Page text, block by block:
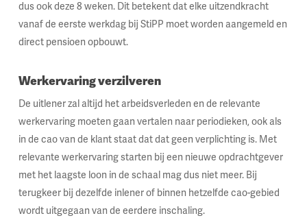
dus ook deze 8 weken. Dit betekent dat elke uitzendkracht
vanaf de eerste werkdag bij StiPP moet worden aangemeld en
direct pensioen opbouwt.
Werkervaring verzilveren
De uitlener zal altijd het arbeidsverleden en de relevante
werkervaring moeten gaan vertalen naar periodieken, ook als
in de cao van de klant staat dat dat geen verplichting is. Met
relevante werkervaring starten bij een nieuwe opdrachtgever
met het laagste loon in de schaal mag dus niet meer. Bij
terugkeer bij dezelfde inlener of binnen hetzelfde cao-gebied
wordt uitgegaan van de eerdere inschaling.